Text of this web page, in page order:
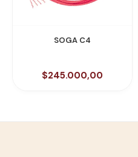
SOGA C4
$245.000,00